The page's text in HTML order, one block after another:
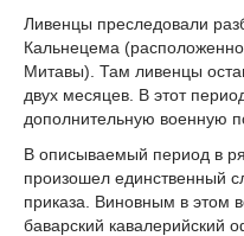
Ливенцы преследовали
Кальнецема
Митавы). Там ливенцы
двух месяцев. В этот
дополнительную военную
В описываемый период в
произошел единственный
приказа. Виновным в этом
баварский кавалерийский